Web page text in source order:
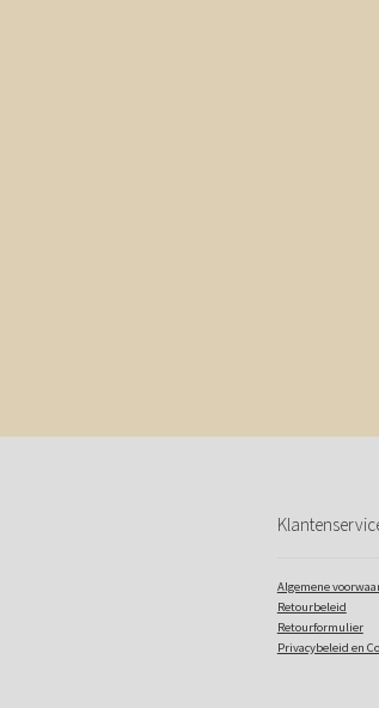
Algemene
Retourbeleid
Retourformulier
Privacybeleid en